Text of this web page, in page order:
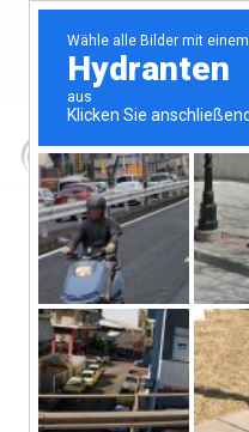
+49 (0) 3437 7590176
HÄUFIG